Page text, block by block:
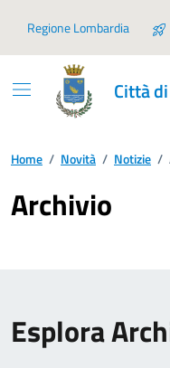
Regione Lombardia
Città
Home / Novità / Notizie /
Archivio
Esplora